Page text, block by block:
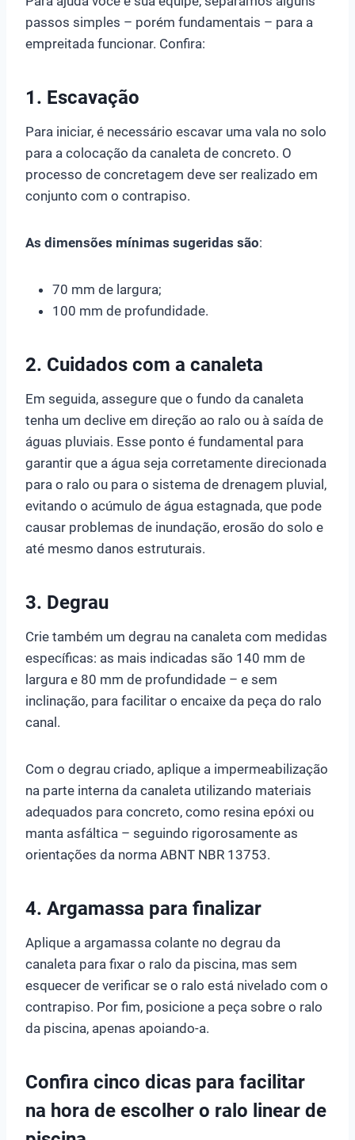
passos simples – porém fundamentais – para a
empreitada funcionar. Confira:
1. Escavação
Para iniciar, é necessário escavar uma vala no solo
para a colocação da canaleta de concreto. O
processo de concretagem deve ser realizado em
conjunto com o contrapiso.
As dimensões mínimas sugeridas são:
70 mm de largura;
100 mm de profundidade.
2. Cuidados com a canaleta
Em seguida, assegure que o fundo da canaleta
tenha um declive em direção ao ralo ou à saída de
águas pluviais. Esse ponto é fundamental para
garantir que a água seja corretamente direcionada
para o ralo ou para o sistema de drenagem pluvial,
evitando o acúmulo de água estagnada, que pode
causar problemas de inundação, erosão do solo e
até mesmo danos estruturais.
3. Degrau
Crie também um degrau na canaleta com medidas
específicas: as mais indicadas são 140 mm de
largura e 80 mm de profundidade – e sem
inclinação, para facilitar o encaixe da peça do ralo
canal.
Com o degrau criado, aplique a impermeabilização
na parte interna da canaleta utilizando materiais
adequados para concreto, como resina epóxi ou
manta asfáltica – seguindo rigorosamente as
orientações da norma ABNT NBR 13753.
4. Argamassa para finalizar
Aplique a argamassa colante no degrau da
canaleta para fixar o ralo da piscina, mas sem
esquecer de verificar se o ralo está nivelado com o
contrapiso. Por fim, posicione a peça sobre o ralo
da piscina, apenas apoiando-a.
Confira cinco dicas para facilitar
na hora de escolher o ralo linear de